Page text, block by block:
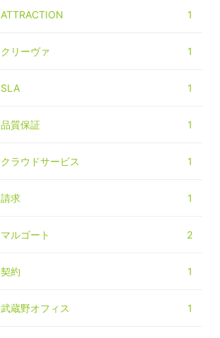
ATTRACTION 1
クリーヴァ 1
SLA 1
品質保証 1
クラウドサービス 1
請求 1
マルゴート 2
契約 1
武蔵野オフィス 1